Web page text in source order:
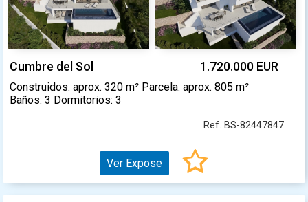
Cumbre del Sol 1.720.000 EUR
Construidos: aprox. 320 m² Parcela: aprox. 805 m²
Baños: 3 Dormitorios: 3
Ref. BS-82447847
Ver Expose